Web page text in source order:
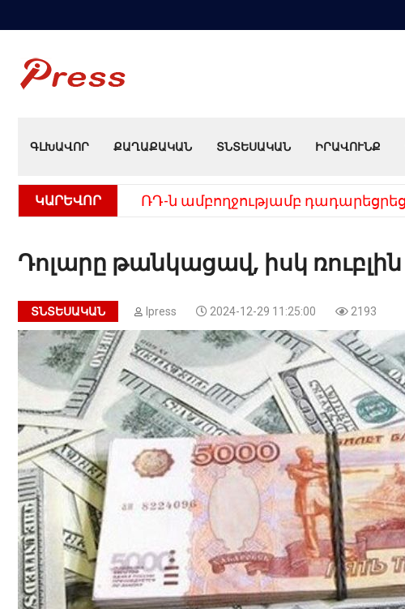
ԳԼԽԱՎՈՐ ՔԱՂԱՔԱԿԱՆ ՏՆՏԵՍԱԿԱՆ ԻՐԱՎՈՒՆՔ
ԿԱՐԵՎՈՐ ՌԴ-ն ամբողջությամբ
Դոլարը թանկացավ, իսկ
ՏՆՏԵՍԱԿԱՆ Ipress 2024-12-29 11:25:00 2193